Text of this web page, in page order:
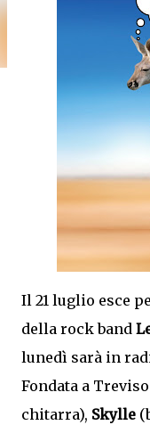
Il 21 luglio esce
della rock band
lunedì sarà in
Fondata a
chitarra), Skylle